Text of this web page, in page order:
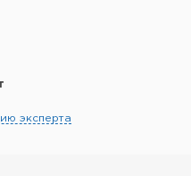
эксперта